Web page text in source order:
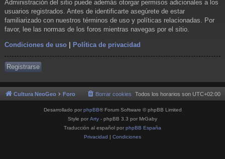
Administración del sitio puede además otorgar permisos adicionales a los
usuarios registrados. Antes de identificarte asegúrete de estar
familiarizado con nuestros términos de uso y políticas relacionadas. Por
favor, lee las normas de los foros mientras navegas por el sitio.
Condiciones de uso Política de privacidad
Registrarse
Cultura NeoGeo Foro Todos los horarios son UTC+02:00
Borrar cookies
Desarrollado por phpBB® Forum Software © phpBB Limited
Style por Arty - phpBB 3.3 por MrGaby
Traducción al español por phpBB España
Privacidad | Condiciones